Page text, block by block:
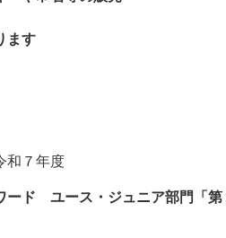
ます
和７年度
ード ユース・ジュニア部門「